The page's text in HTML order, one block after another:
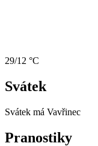
29/12 °C
Svátek
Svátek má Vavřinec
Pranostiky